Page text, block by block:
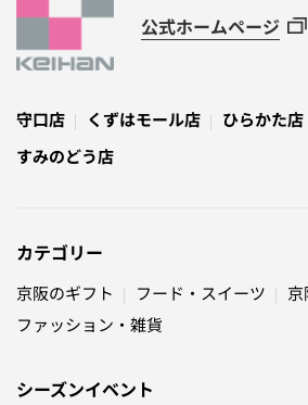
公式ホームページ
守口店 くずはモール店 ひらかた店
すみのどう店
カテゴリー
京阪のギフト フード・スイーツ
ファッション・雑貨
シーズンイベント